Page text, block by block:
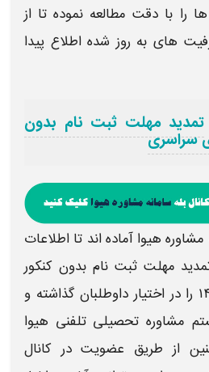
را با دقت مطالعه نموده تا از
های به روز شده اطلاع پیدا
تمدید مهلت ثبت نام بدون
سراسری
هیوا آماده اند تا اطلاعات
مهلت ثبت نام بدون کنکور
را در اختیار داوطلبان گذاشته و
مشاوره تحصیلی تلفنی هیوا
از طریق عضویت در کانال